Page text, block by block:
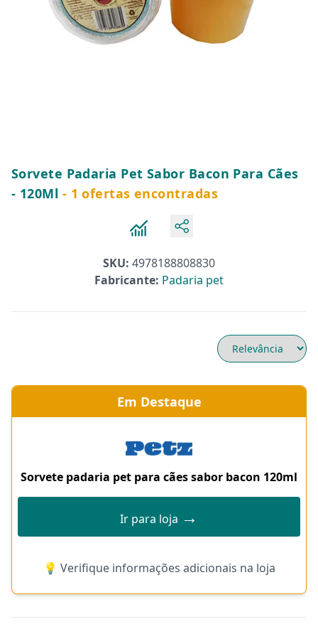
Sorvete Padaria Pet Sabor Bacon Para Cães
- 120Ml - 1 ofertas encontradas
SKU: 4978188808830
Fabricante: Padaria pet
Em Destaque
Sorvete padaria pet para cães sabor bacon 120ml
Ir para loja →
💡 Verifique informações adicionais na loja